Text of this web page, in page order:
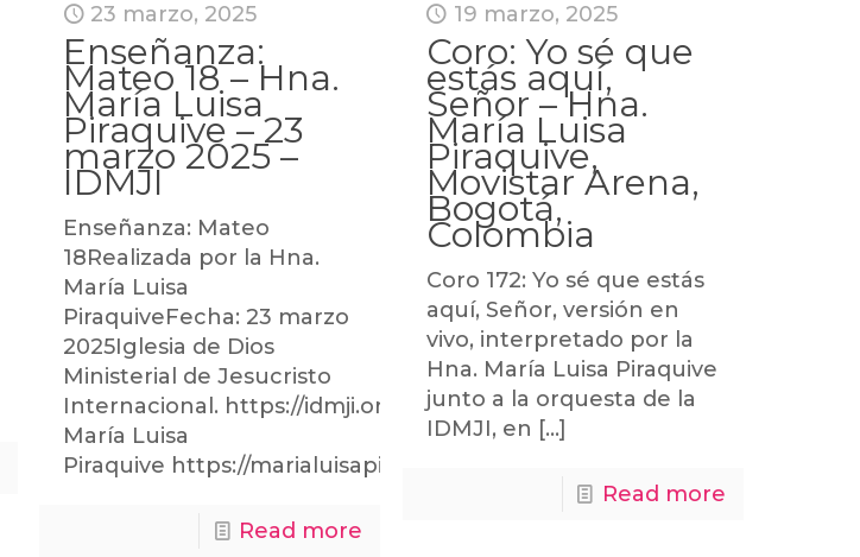
23 marzo, 2025
Enseñanza:
Mateo 18 – Hna.
María Luisa
Piraquive – 23
marzo 2025 –
IDMJI
Enseñanza: Mateo
18Realizada por la Hna.
María Luisa
PiraquiveFecha: 23 marzo
2025Iglesia de Dios
Ministerial de Jesucristo
Internacional. https://idmji.orgHermana
María Luisa
Piraquive https://marialuisapiraquive.com
Read more
19 marzo, 2025
Coro: Yo sé que
estás aquí,
Señor – Hna.
María Luisa
Piraquive,
Movistar Arena,
Bogotá,
Colombia
Coro 172: Yo sé que estás
aquí, Señor, versión en
vivo, interpretado por la
Hna. María Luisa Piraquive
junto a la orquesta de la
IDMJI, en […]
Read more